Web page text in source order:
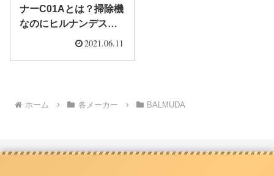
ナーC01Aとは？掃除機
なのにヒルナンデスで
大興奮したその特徴と
2021.06.11
ホーム 各メーカー BALMUDA